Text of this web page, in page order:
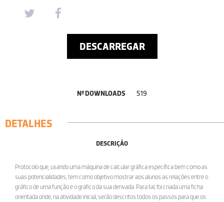
DESCARREGAR
Nº DOWNLOADS 519
DETALHES
DESCRIÇÃO
Protocolo que, usando uma máquina de calcular gráfica específica bem como as
suas potencialidades, tem como objetivo mostrar aos alunos as relações entre o
gráfico de uma função e o gráfico da sua derivada. Para tal, foi criada uma ficha
orientada onde, na atividade inicial, serão descritos todos os passos para que os